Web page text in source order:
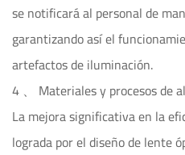
se notificará al personal de
garantizando así el
artefactos de iluminación.
4 、 Materiales y procesos de
La mejora significativa en la
lograda por el diseño de lente